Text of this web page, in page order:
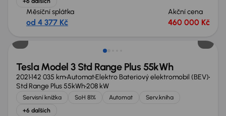
Měsíční splátka
od 4 377 Kč
Akční cena
460 000 Kč
Možnost odpočtu DPH
Tesla Model 3 Std Range Plus 55kWh
2021142 035 kmAutomatElektro Bateriový elektromobil (BEV)
Std Range Plus 55kWh208 kW
Servisní knížka SoH 81% Automat
Serv.kniha
+6 dalších